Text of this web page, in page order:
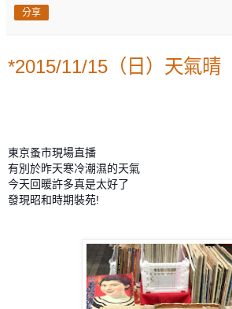
分享
*2015/11/15（日）天氣晴
東京蚤市現場直播
有別於昨天寒冷潮濕的天氣
今天回暖許多真是太好了
發現昭和時期裝苑!